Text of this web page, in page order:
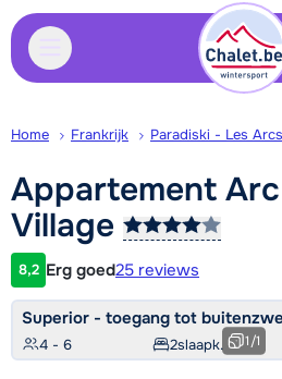
Home Frankrijk Paradiski - Les Arcs
Appartement
Village
Klantwaardering
8,2 Erg goed25 reviews
Superior - toegang tot
4 - 6 2slaapk. 1/1